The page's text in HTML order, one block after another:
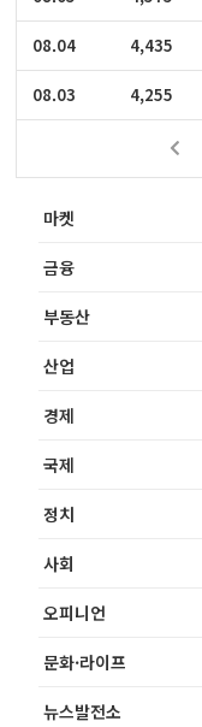
08.04
08.03
08.04 4,435
08.03 4,255
마켓
금융
부동산
산업
경제
국제
정치
사회
오피니언
문화·라이프
뉴스발전소